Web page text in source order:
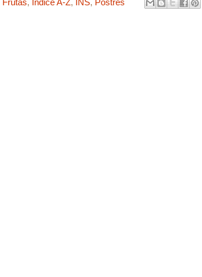
Frutas, Indice A-Z, INS, Postres